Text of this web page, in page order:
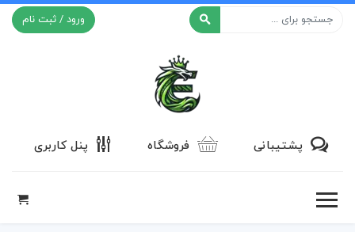
ورود / ثبت نام
پشتیبانی فروشگاه پنل کاربری